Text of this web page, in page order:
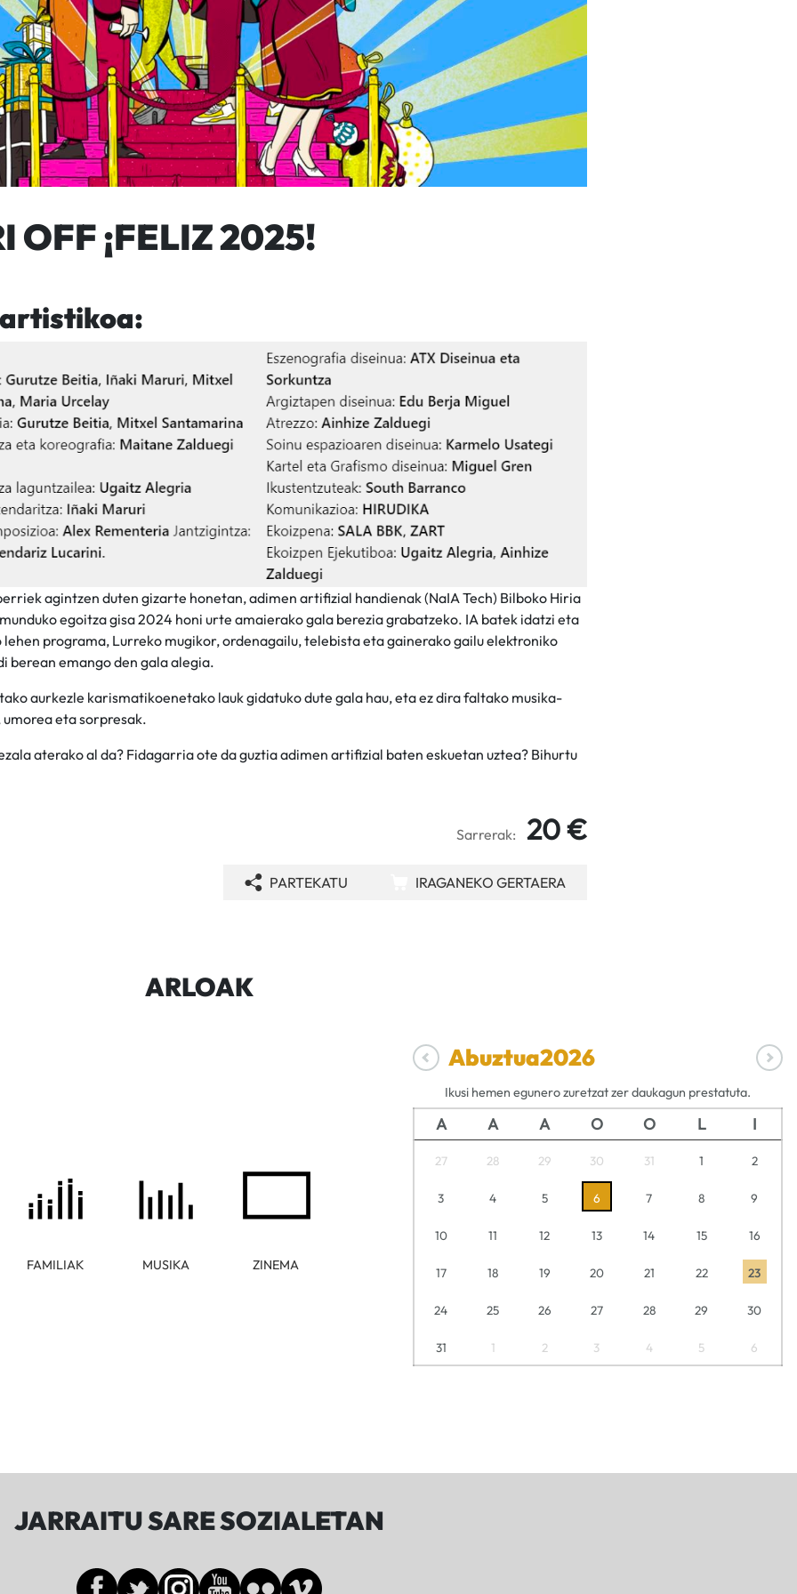
OFF ¡FELIZ 2025!
agintzen duten gizarte honetan, adimen artifizial handienak (NaIA Tech) Bilboko Hiria
egoitza gisa 2024 honi urte amaierako gala berezia grabatzeko. IA batek idatzi eta
lehen programa, Lurreko mugikor, ordenagailu, telebista eta gainerako gailu elektroniko
berean emango den gala alegia.
aurkezle karismatikoenetako lauk gidatuko dute gala hau, eta ez dira faltako musika-
eta sorpresak.
aterako al da? Fidagarria ote da guztia adimen artifizial baten eskuetan uztea? Bihurtu
Sarrerak: 20 €
PARTEKATU IRAGANEKO GERTAERA
ARLOAK
FAMILIAK MUSIKA ZINEMA
Abuztua2026
Ikusi hemen egunero zuretzat zer daukagun prestatuta.
A A A O O L I
27 28 29 30 31 1 2
3 4 5 6 7 8 9
10 11 12 13 14 15 16
17 18 19 20 21 22 23
24 25 26 27 28 29 30
31 1 2 3 4 5 6
JARRAITU SARE SOZIALETAN